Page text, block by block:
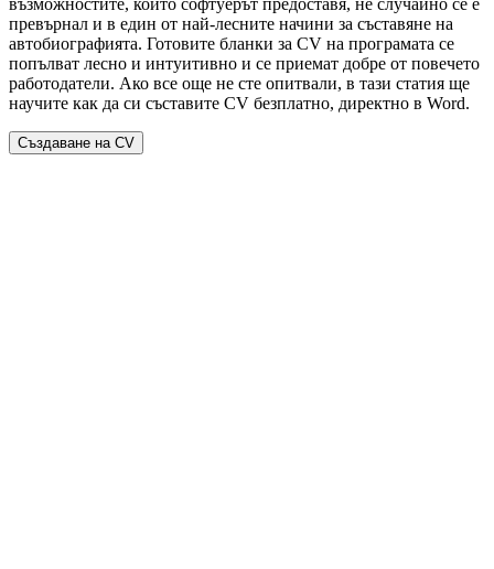
превърнал и в един от най-лесните начини за съставяне на
автобиографията. Готовите бланки за CV на програмата се
попълват лесно и интуитивно и се приемат добре от повечето
работодатели. Ако все още не сте опитвали, в тази статия ще
научите как да си съставите CV безплатно, директно в Word.
Създаване на CV